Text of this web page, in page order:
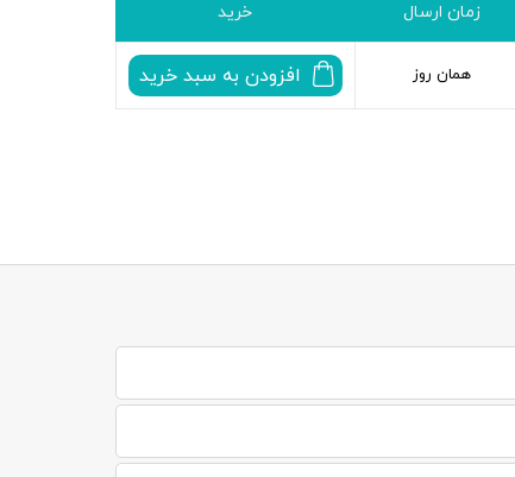
زمان ارسال خرید
همان روز افزودن به سبد خرید